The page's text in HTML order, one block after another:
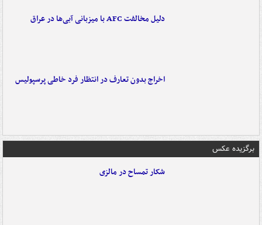
دلیل مخالفت AFC با میزبانی آبی‌ها در عراق
اخراج بدون تعارف در انتظار فرد خاطی پرسپولیس
برگزیده عکس
شکار تمساح در مالزی